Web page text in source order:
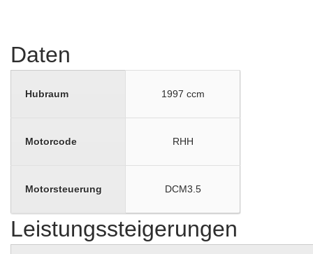
Daten
Hubraum 1997 ccm
Motorcode RHH
Motorsteuerung DCM3.5
Leistungssteigerungen